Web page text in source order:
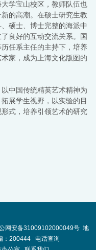
学宝山校区，教师队伍也
的高潮。在硕士研究生教
硕士、博士完整的海派中
良好的互动交流关系。国
任系主任的主持下，培养
家，成为上海文化版图的
中国传统精英艺术精神为
展学生视野，以实验的目
式，培养引领艺术的研究
网安备31009102000049号 地
：200444 电话查询